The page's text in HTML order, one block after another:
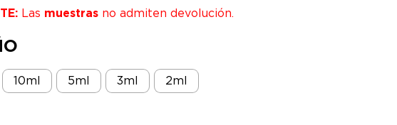
Las muestras no admiten devolución.
10ml 5ml 3ml 2ml